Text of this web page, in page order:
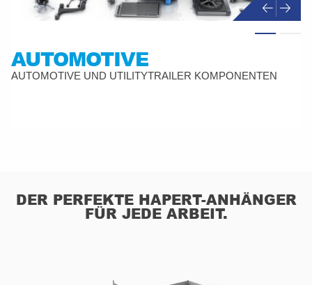
AUTOMOTIVE
AUTOMOTIVE UND UTILITYTRAILER KOMPONENTEN
DER PERFEKTE HAPERT-ANHÄNGER
FÜR JEDE ARBEIT.